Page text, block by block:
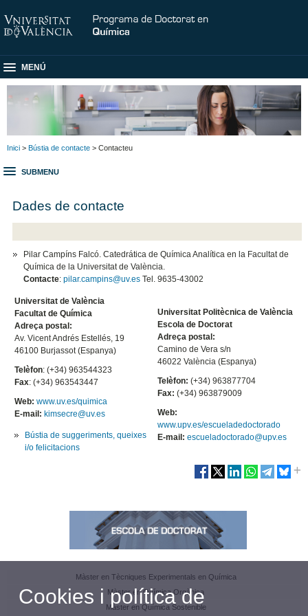
MENÚ
Inici > Bústia de contacte > Contacteu
SUBMENU
Dades de contacte
Pilar Campíns Falcó. Catedrática de Química Analítica en la Facultat de
Química de la Universitat de València.
Contacte:pilar.campins@uv.es Tel. 9635-43002
Universitat de València
Facultat de Química
Adreça postal:
Av. Vicent Andrés Estellés, 19
46100 Burjassot (Espanya)
Telèfon: (+34) 963544323
Fax: (+34) 963543447
Web:www.uv.es/quimica
E-mail: kimsecre@uv.es
Bústia de suggeriments, queixes
i/o felicitacions
Universitat Politècnica de València
Escola de Doctorat
Adreça postal:
Camino de Vera s/n
46022 València (Espanya)
Telèfon: (+34) 963877704
Fax: (+34) 963879009
Web:
www.upv.es/escueladedoctorado
E-mail: escueladoctorado@upv.es
Màster en Tècniques Experimentals en Química
Màster en Química Orgànica
Màster en Química Sostenible
Cookies i política de